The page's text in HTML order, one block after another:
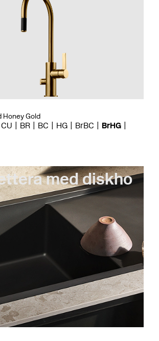
Honey Gold
CU BR BC HG BrBC
BrHG
med diskho